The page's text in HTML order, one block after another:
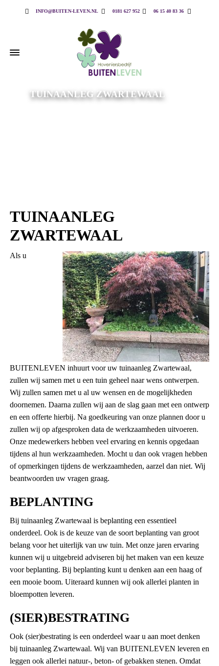
INFO@BUITEN-LEVEN.NL 0181 627 952 06 15 40 83 36
TUINAANLEG ZWARTEWAAL
TUINAANLEG
ZWARTEWAAL
Als u
BUITENLEVEN inhuurt voor uw tuinaanleg Zwartewaal,
zullen wij samen met u een tuin geheel naar wens ontwerpen.
Wij zullen samen met u al uw wensen en de mogelijkheden
doornemen. Daarna zullen wij aan de slag gaan met een ontwerp
en een offerte hierbij. Na goedkeuring van onze plannen door u
zullen wij op afgesproken data de werkzaamheden uitvoeren.
Onze medewerkers hebben veel ervaring en kennis opgedaan
tijdens al hun werkzaamheden. Mocht u dan ook vragen hebben
of opmerkingen tijdens de werkzaamheden, aarzel dan niet. Wij
beantwoorden uw vragen graag.
BEPLANTING
Bij tuinaanleg Zwartewaal is beplanting een essentieel
onderdeel. Ook is de keuze van de soort beplanting van groot
belang voor het uiterlijk van uw tuin. Met onze jaren ervaring
kunnen wij u uitgebreid adviseren bij het maken van een keuze
voor beplanting. Bij beplanting kunt u denken aan een haag of
een mooie boom. Uiteraard kunnen wij ook allerlei planten in
bloempotten leveren.
(SIER)BESTRATING
Ook (sier)bestrating is een onderdeel waar u aan moet denken
bij tuinaanleg Zwartewaal. Wij van BUITENLEVEN leveren en
leggen ook allerlei natuur-, beton- of gebakken stenen. Omdat